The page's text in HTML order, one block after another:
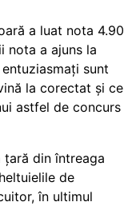
a luat nota 4.90
nota a ajuns la
sunt
la corectat și ce
astfel de concurs
țară din întreaga
de
în ultimul